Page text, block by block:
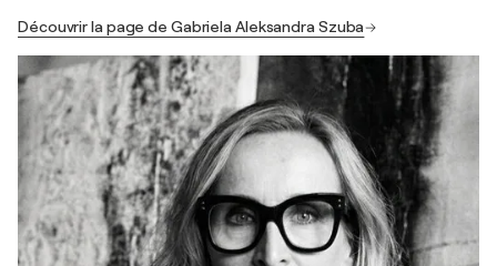
Découvrir la page de Gabriela Aleksandra Szuba